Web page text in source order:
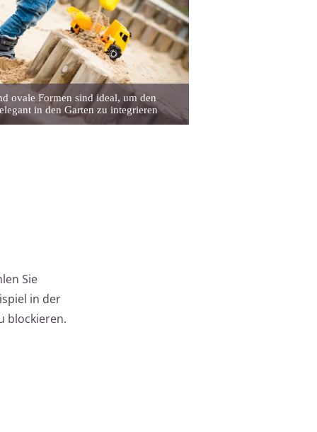
ovale Formen sind ideal, um den
in den Garten zu integrieren
Sie
in der
blockieren.